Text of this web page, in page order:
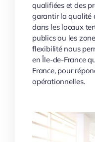
qualifiées et des
garantir la qualité
dans les locaux
publics ou les
flexibilité nous
en Île-de-France
France, pour
opérationnelles.